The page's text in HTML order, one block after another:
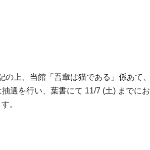
上、当館「吾輩は猫である」係あて
選を行い、葉書にて 11/7 (土) までにお
。